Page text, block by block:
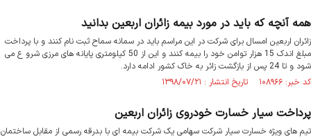
همه آنچه که باید در مورد بیمه زائران اربعین بدانید
زائران اربعین امسال برای شرکت در این مراسم باید در سمانه سماح ثبت نام کنند و با پرداخت
مبلغ اندک 15 هزار توامن خود را بیمه کنند و این از 50 کیلومتری پایانه های مرزی شرو ع می
شود و تا 24 پس از بازگشت زائر به خاک کشور ادامه دارد.
کد خبر: ۱۰۸۹۶۶ تاریخ انتشار : ۱۳۹۸/۰۷/۲۱
پرداخت سیار خسارت خودروی زائران اربعین
تیم های ویژه خسارت سیار شرکت سهامی یک شرکت بیمه ای با بدرقه رسمی از مقابل ساختمان